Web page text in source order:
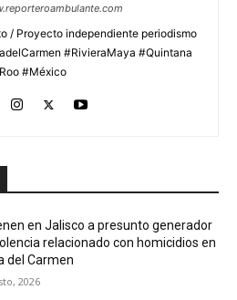
/ Proyecto independiente periodismo
#RivieraMaya #Quintana
Roo #México
en Jalisco a presunto generador
relacionado con homicidios en
del Carmen
2026